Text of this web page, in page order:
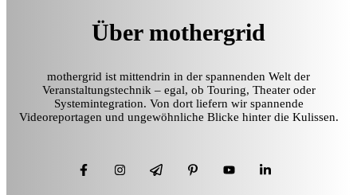
Über mothergrid
mothergrid ist mittendrin in der spannenden Welt der
Veranstaltungstechnik – egal, ob Touring, Theater oder
Systemintegration. Von dort liefern wir spannende
Videoreportagen und ungewöhnliche Blicke hinter die Kulissen.